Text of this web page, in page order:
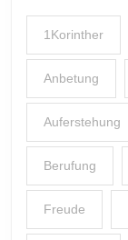
1Korinther
Anbetung
Auferstehung
Berufung
Freude